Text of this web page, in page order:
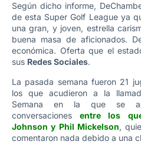
Según dicho informe,
de esta Super Golf League ya
una gran, y joven, estrella
buena masa de aficionados.
económica. Oferta que el
sus Redes Sociales.
La pasada semana fueron 21
los que acudieron a la
Semana en la que se
conversacionesentre los
Johnson y Phil Mickelson,
comentaron nada debido a una